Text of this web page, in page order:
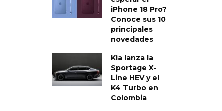
iPhone 18 Pro?
Conoce sus 10
principales
novedades
Kia lanza la
Sportage X-
Line HEV y el
K4 Turbo en
Colombia